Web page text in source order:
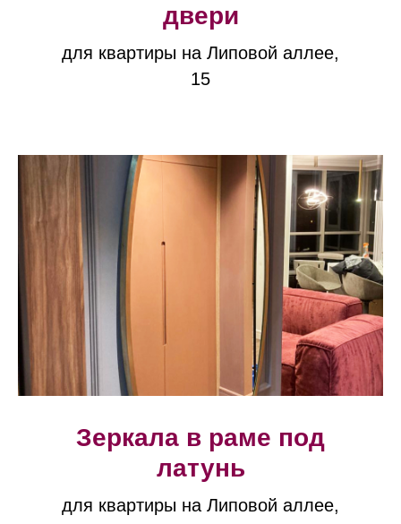
двери
для квартиры на Липовой аллее,
15
Зеркала в раме под
латунь
для квартиры на Липовой аллее,